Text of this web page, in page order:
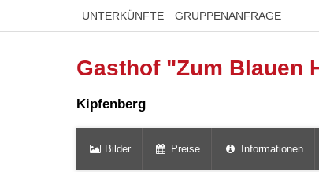
UNTERKÜNFTE GRUPPENANFRAGE
Gasthof "Zum Blauen
Kipfenberg
Bilder Preise Informationen